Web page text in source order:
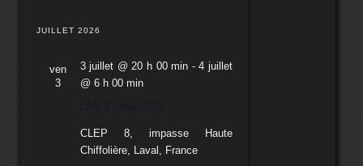
JUILLET 2026
ven
3
3 juillet @ 20 h 00 min -4 juillet
@ 6 h 00 min
CLEP 8, impasse Haute
Chiffolière, Laval, France